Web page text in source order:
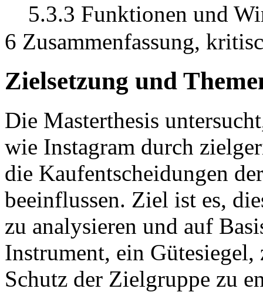
5.3.3 Funktionen und
6 Zusammenfassung,
Zielsetzung und
Die Masterthesis
wie Instagram durch
die Kaufentscheidungen
beeinflussen. Ziel ist es,
zu analysieren und auf
Instrument, ein
Schutz der Zielgruppe zu